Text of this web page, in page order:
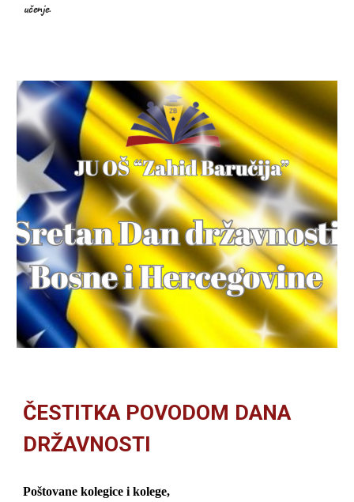
učenje.
ČESTITKA POVODOM DANA
DRŽAVNOSTI
Poštovane kolegice i kolege,